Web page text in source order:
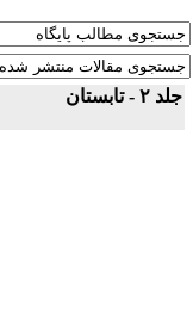
۲ - تابستان